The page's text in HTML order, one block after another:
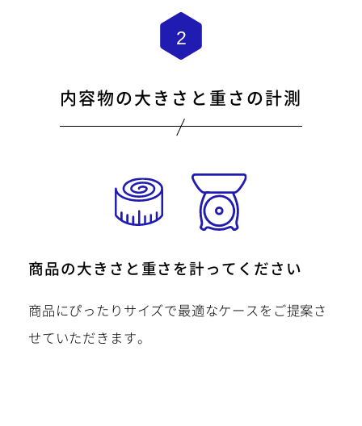
内容物の大きさと重さの計測
商品の大きさと重さを計ってください
商品にぴったりサイズで最適なケースをご提案さ
せていただきます。